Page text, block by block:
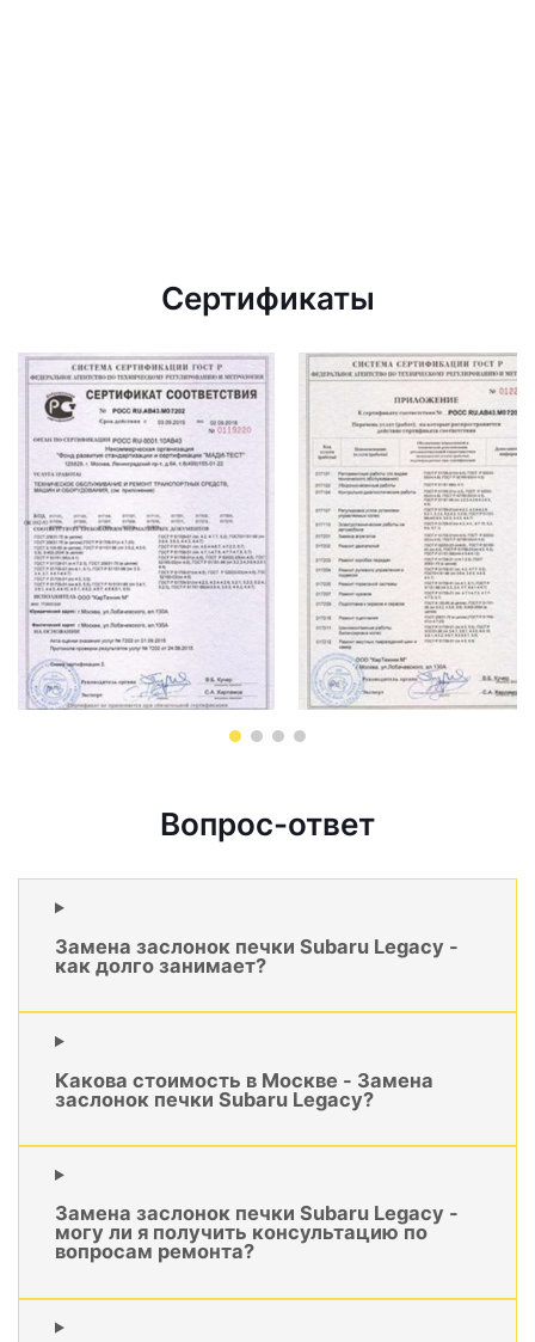
Сертификаты
Вопрос-ответ
Замена заслонок печки Subaru Legacy -
как долго занимает?
Какова стоимость в Москве - Замена
заслонок печки Subaru Legacy?
Замена заслонок печки Subaru Legacy -
могу ли я получить консультацию по
вопросам ремонта?